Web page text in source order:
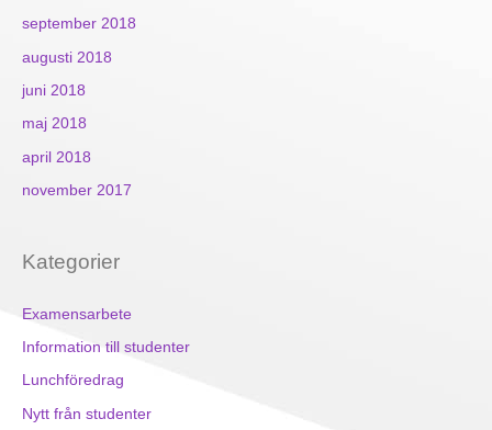
september 2018
augusti 2018
juni 2018
maj 2018
april 2018
november 2017
Kategorier
Examensarbete
Information till studenter
Lunchföredrag
Nytt från studenter